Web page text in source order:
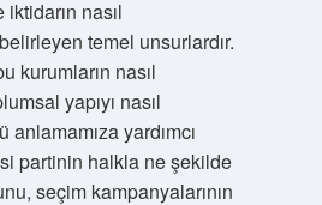
nasıl
temel unsurlardır.
kurumların nasıl
yapıyı nasıl
yardımcı
partinin halkla ne şekilde
seçim kampanyalarının